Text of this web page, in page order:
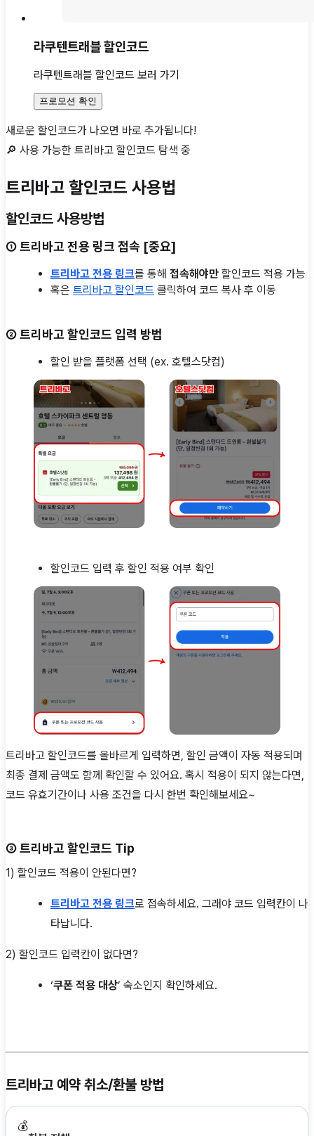
라쿠텐트래블 할인코드
라쿠텐트래블 할인코드 보러 가기
프로모션 확인
새로운 할인코드가 나오면 바로 추가됩니다!
🔎 사용 가능한 트리바고 할인코드 탐색 중
트리바고 할인코드 사용법
할인코드 사용방법
①트리바고전용 링크 접속 [중요]
트리바고 전용 링크를 통해 접속해야만 할인코드 적용 가능
혹은 트리바고 할인코드 클릭하여 코드 복사 후 이동
②트리바고할인코드 입력 방법
할인 받을 플랫폼 선택 (ex. 호텔스닷컴)
할인코드 입력 후 할인 적용 여부 확인
트리바고 할인코드를 올바르게 입력하면, 할인 금액이 자동 적용되며
최종 결제 금액도 함께 확인할 수 있어요. 혹시 적용이 되지 않는다면,
코드 유효기간이나 사용 조건을 다시 한번 확인해보세요~
③트리바고할인코드 Tip
1) 할인코드 적용이 안된다면?
트리바고 전용 링크로 접속하세요. 그래야 코드 입력칸이 나
타납니다.
2) 할인코드 입력칸이 없다면?
‘쿠폰 적용 대상’ 숙소인지 확인하세요.
트리바고 예약 취소/환불 방법
💰